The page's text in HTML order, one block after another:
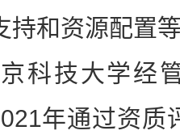
持和资源配置
科技大学经
年通过资质